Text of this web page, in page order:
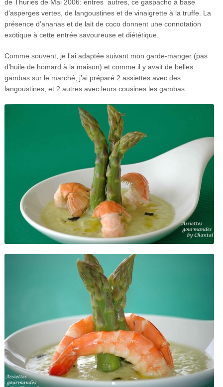
de Thuriès de Mai 2006: entres autres, ce gaspacho à base
d’asperges vertes, de langoustines et de vinaigrette à la truffe. La
présence d’ananas et de lait de coco donnent une connotation
exotique à cette entrée savoureuse et diététique.
Comme souvent, je l’ai adaptée suivant mon garde-manger (pas
d’huile de homard à la maison) et comme il y avait de belles
gambas sur le marché, j’ai préparé 2 assiettes avec des
langoustines, et 2 autres avec leurs cousines les gambas.